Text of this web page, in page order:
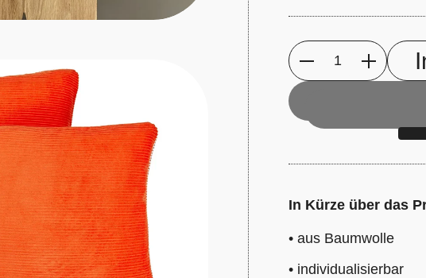
Anzahl
In Kürze über das
• aus Baumwolle
• individualisierbar